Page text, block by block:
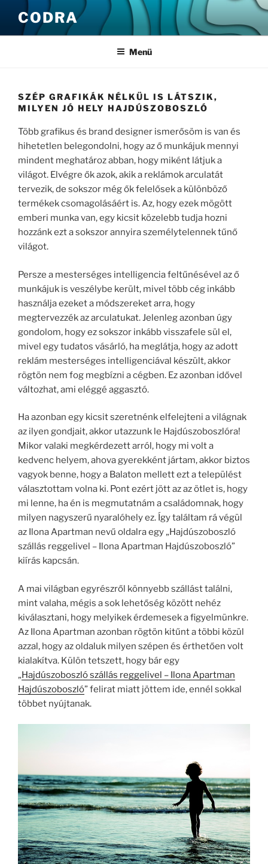
Tartalomhoz
CODRA
Menü
SZÉP GRAFIKÁK NÉLKÜL IS LÁTSZIK,
MILYEN JÓ HELY HAJDÚSZOBOSZLÓ
Több grafikus és brand designer ismerősöm is van és
hihetetlen belegondolni, hogy az ő munkájuk mennyi
mindent meghatároz abban, hogy miként látjuk a
világot. Elvégre ők azok, akik a reklámok arculatát
tervezik, de sokszor még ők felelősek a különböző
termékek csomagolásáért is. Az, hogy ezek mögött
emberi munka van, egy kicsit közelebb tudja hozni
hozzánk ezt a sokszor annyira személytelennek tűnő
világot.
Persze a mesterséges intelligencia feltűnésével az ő
munkájuk is veszélybe került, mivel több cég inkább
használja ezeket a módszereket arra, hogy
megtervezzék az arculatukat. Jelenleg azonban úgy
gondolom, hogy ez sokszor inkább visszafele sül el,
mivel egy tudatos vásárló, ha meglátja, hogy az adott
reklám mesterséges intelligenciával készült, akkor
rögtön nem fog megbízni a cégben. Ez azonban idővel
változhat, ami eléggé aggasztó.
Ha azonban egy kicsit szeretnénk elfelejteni a világnak
az ilyen gondjait, akkor utazzunk le Hajdúszoboszlóra!
Mikor valaki megkérdezett arról, hogy mi volt a
kedvenc helyem, ahova gyerekként jártam, akkor biztos
vagyok benne, hogy a Balaton mellett ezt a települést
választottam volna ki. Pont ezért jött az az ötlet is, hogy
mi lenne, ha én is megmutatnám a családomnak, hogy
milyen nagyszerű nyaralóhely ez. Így találtam rá végül
az Ilona Apartman nevű oldalra egy „Hajdúszoboszló
szállás reggelivel – Ilona Apartman Hajdúszoboszló”
kiírás kapcsán.
A mai világban egyrészről könnyebb szállást találni,
mint valaha, mégis a sok lehetőség között nehéz
kiválasztani, hogy melyikek érdemesek a figyelmünkre.
Az Ilona Apartman azonban rögtön kitűnt a többi közül
azzal, hogy az oldaluk milyen szépen és érthetően volt
kialakítva. Külön tetszett, hogy bár egy
„Hajdúszoboszló szállás reggelivel – Ilona Apartman
Hajdúszoboszló” felirat miatt jöttem ide, ennél sokkal
többet nyújtanak.